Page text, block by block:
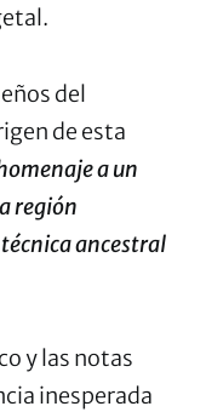
del
de esta
a un
región
ancestral
y las notas
inesperada